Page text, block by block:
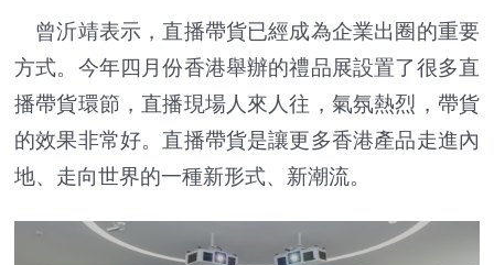
曾沂靖表示，直播帶貨已經成為企業出圈的重要
方式。今年四月份香港舉辦的禮品展設置了很多直
播帶貨環節，直播現場人來人往，氣氛熱烈，帶貨
的效果非常好。直播帶貨是讓更多香港產品走進內
地、走向世界的一種新形式、新潮流。